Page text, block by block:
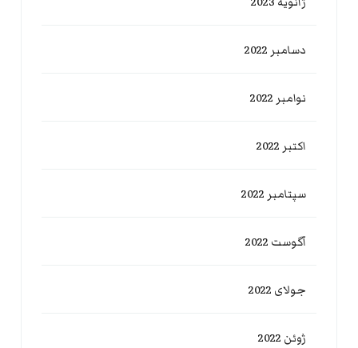
دسامبر 2022
نوامبر 2022
اکتبر 2022
سپتامبر 2022
آگوست 2022
جولای 2022
ژوئن 2022